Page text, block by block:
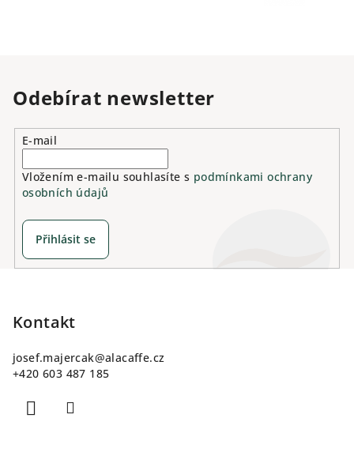
Odebírat newsletter
E-mail
Vložením e-mailu souhlasíte s podmínkami ochrany
osobních údajů
Přihlásit se
Kontakt
josef.majercak@alacaffe.cz
+420 603 487 185